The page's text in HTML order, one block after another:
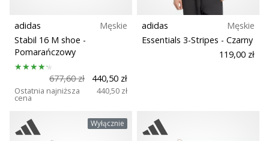
adidas
Męskie
Stabil 16 M shoe -
Pomarańczowy
677,60 zł 440,50 zł
Ostatnia najniższa
cena
440,50 zł
adidas
Męskie
Essentials 3-Stripes - Czarny
119,00 zł
Wyłącznie